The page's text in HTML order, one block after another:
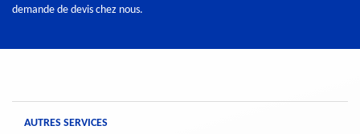
demande de devis chez nous.
AUTRES SERVICES